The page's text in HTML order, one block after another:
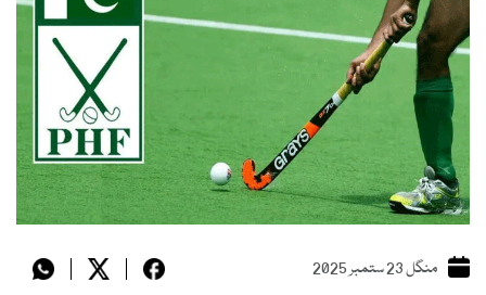
منگل 23 ستمبر 2025